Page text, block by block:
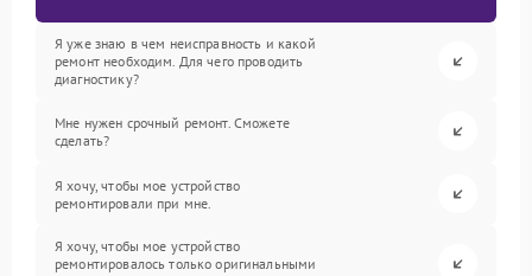
Я уже знаю в чем неисправность и какой
ремонт необходим. Для чего проводить
диагностику?
Мне нужен срочный ремонт. Сможете
сделать?
Я хочу, чтобы мое устройство
ремонтировали при мне.
Я хочу, чтобы мое устройство
ремонтировалось только оригинальными